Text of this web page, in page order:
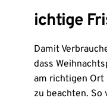
ichtige
Damit
dass
am richtigen Ort
zu beachten. So